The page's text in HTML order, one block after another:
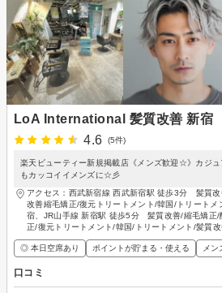
LoA International 髪質改善 新宿
4.6
(5件)
楽天ビューティー新規掲載店《メンズ歓迎☆》カジ
もカッコイイメンズに☆彡
アクセス：西武新宿線 西武新宿駅 徒歩3分 髪質
改善縮毛矯正/復元トリートメント/韓国/トリート
宿、JR山手線 新宿駅 徒歩5分 髪質改善/縮毛矯正/
正/復元トリートメント/韓国/トリートメント/髪質
◎ 本日空席あり ポイントが貯まる・使える メン
口コミ